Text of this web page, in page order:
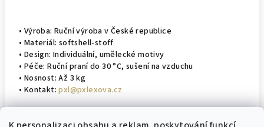
• Výroba: Ruční výroba v České republice
• Materiál: softshell-stoff
• Design: Individuální, umělecké motivy
• Péče: Ruční praní do 30 °C, sušení na vzduchu
• Nosnost: Až 3 kg
• Kontakt:pxl@pxlexova.cz